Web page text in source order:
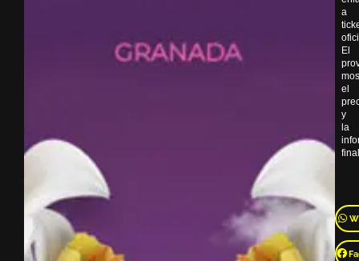
a
El
el
y
la